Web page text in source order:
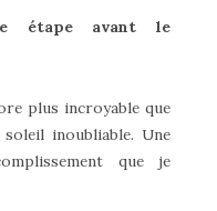
étape avant le
plus incroyable que
inoubliable. Une
que je